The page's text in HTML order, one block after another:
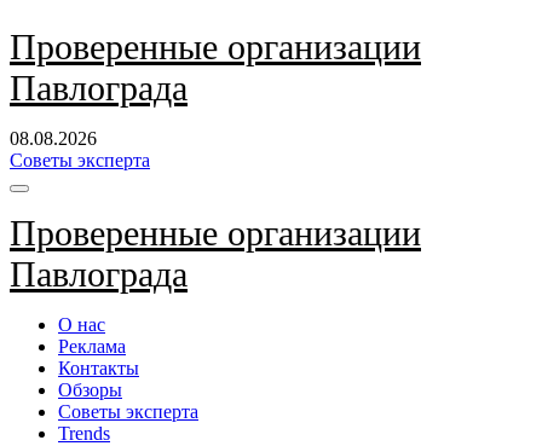
Перейти
к
содержанию
Проверенные организации
Павлограда
08.08.2026
Советы эксперта
Проверенные организации
Павлограда
О нас
Реклама
Контакты
Обзоры
Советы эксперта
Trends